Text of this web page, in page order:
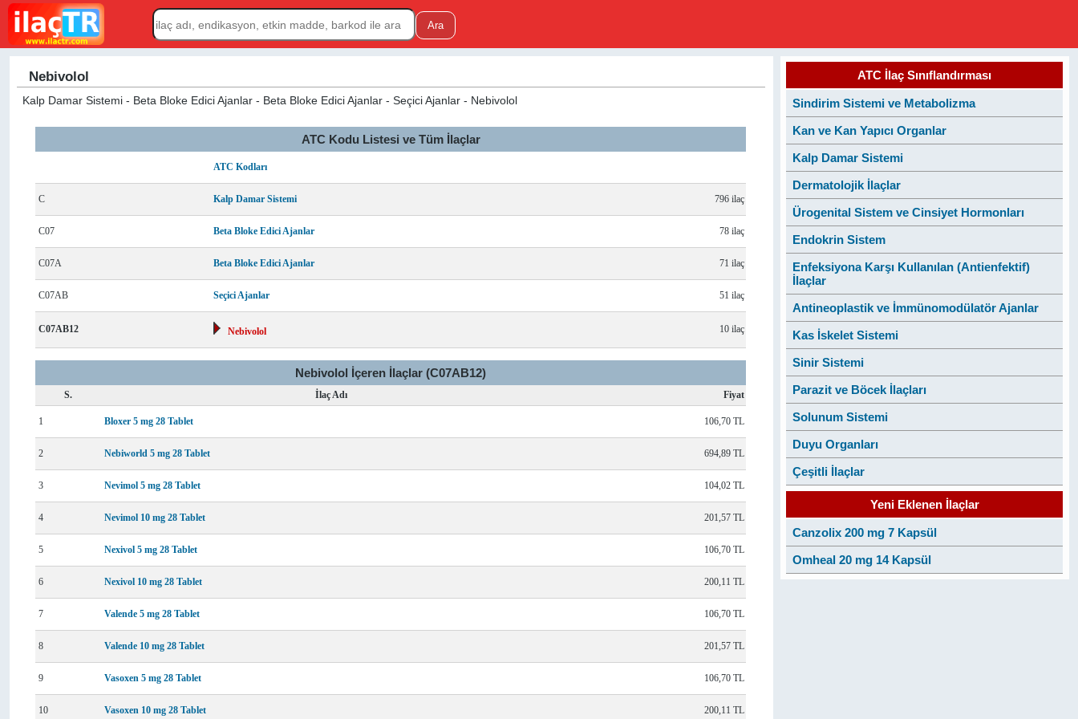
Nebivolol
Kalp Damar Sistemi - Beta Bloke Edici Ajanlar - Beta Bloke Edici Ajanlar - Seçici Ajanlar - Nebivolol
ATC Kodu Listesi ve Tüm İlaçlar
ATC Kodları
C Kalp Damar Sistemi 796 ilaç
C07 Beta Bloke Edici Ajanlar 78 ilaç
C07A Beta Bloke Edici Ajanlar 71 ilaç
C07AB Seçici Ajanlar 51 ilaç
C07AB12 Nebivolol 10 ilaç
Nebivolol İçeren İlaçlar (C07AB12)
S. İlaç Adı Fiyat
1 Bloxer 5 mg 28 Tablet 106,70 TL
2 Nebiworld 5 mg 28 Tablet 694,89 TL
3 Nevimol 5 mg 28 Tablet 104,02 TL
4 Nevimol 10 mg 28 Tablet 201,57 TL
5 Nexivol 5 mg 28 Tablet 106,70 TL
6 Nexivol 10 mg 28 Tablet 200,11 TL
7 Valende 5 mg 28 Tablet 106,70 TL
8 Valende 10 mg 28 Tablet 201,57 TL
9 Vasoxen 5 mg 28 Tablet 106,70 TL
10 Vasoxen 10 mg 28 Tablet 200,11 TL
ATC İlaç Sınıflandırması
Sindirim Sistemi ve Metabolizma
Kan ve Kan Yapıcı Organlar
Kalp Damar Sistemi
Dermatolojik İlaçlar
Ürogenital Sistem ve Cinsiyet Hormonları
Endokrin Sistem
Enfeksiyona Karşı Kullanılan (Antienfektif)
İlaçlar
Antineoplastik ve İmmünomodülatör Ajanlar
Kas İskelet Sistemi
Sinir Sistemi
Parazit ve Böcek İlaçları
Solunum Sistemi
Duyu Organları
Çeşitli İlaçlar
Yeni Eklenen İlaçlar
Canzolix 200 mg 7 Kapsül
Omheal 20 mg 14 Kapsül